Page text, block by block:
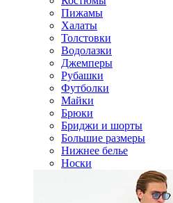
Пижамы
Халаты
Толстовки
Водолазки
Джемперы
Рубашки
Футболки
Майки
Брюки
Бриджи и шорты
Большие размеры
Нижнее белье
Носки